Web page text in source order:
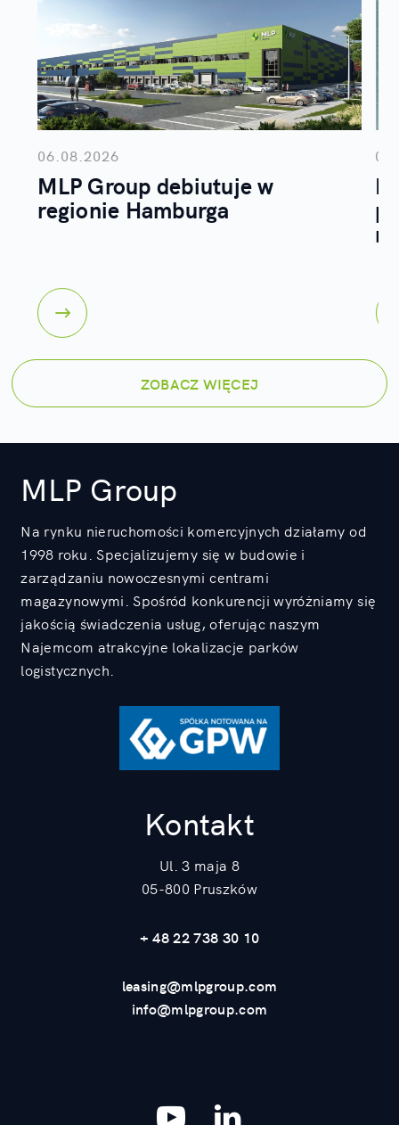
06.08.2026
MLP Group debiutuje w
regionie Hamburga
r.
ZOBACZ WIĘCEJ
MLP Group
Na rynku nieruchomości komercyjnych działamy od
1998 roku. Specjalizujemy się w budowie i
zarządzaniu nowoczesnymi centrami
magazynowymi. Spośród konkurencji wyróżniamy się
jakością świadczenia usług, oferując naszym
Najemcom atrakcyjne lokalizacje parków
logistycznych.
Kontakt
Ul. 3 maja 8
05-800 Pruszków
+ 48 22 738 30 10
leasing@mlpgroup.com
info@mlpgroup.com